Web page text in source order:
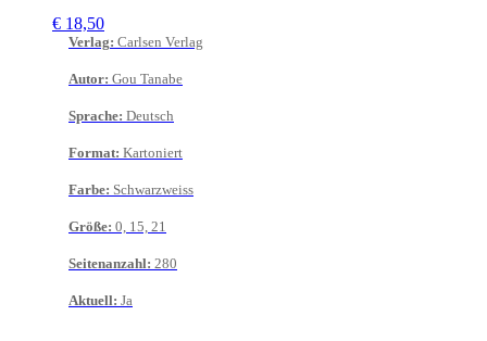
€ 18,50
Verlag: Carlsen Verlag
Autor: Gou Tanabe
Sprache: Deutsch
Format: Kartoniert
Farbe: Schwarzweiss
Größe: 0, 15, 21
Seitenanzahl: 280
Aktuell: Ja